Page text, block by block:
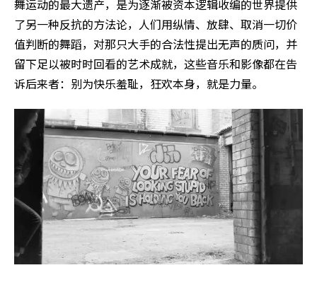
舞运动的最大遗产，是为逐渐被资本逻辑收编的世界提供
了另一种反抗的方法论，人们用纵情、放肆、取消一切价
值判断的舞蹈，对那只大手的合法性提出无声的质问，并
留下足以被时时回看的艺术成就，这些音乐和影像都在告
诉后来者：别为快乐羞耻，狂欢本身，就是力量。